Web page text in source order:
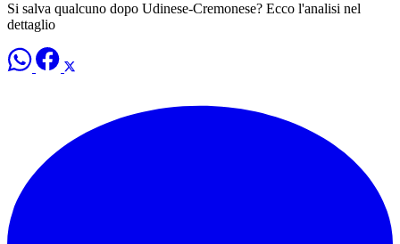
Si salva qualcuno dopo Udinese-Cremonese? Ecco l'analisi nel
dettaglio